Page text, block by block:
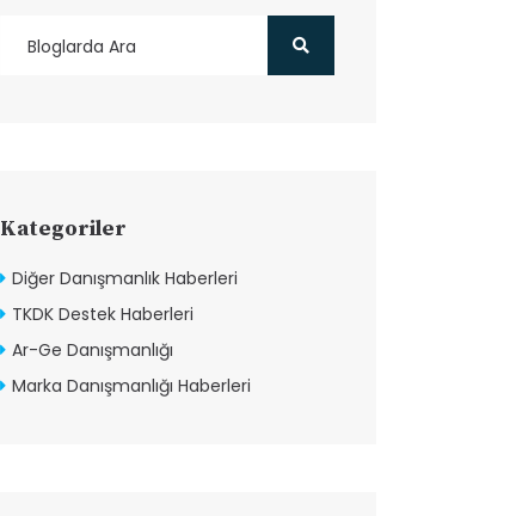
Kategoriler
Diğer Danışmanlık Haberleri
TKDK Destek Haberleri
Ar-Ge Danışmanlığı
Marka Danışmanlığı Haberleri